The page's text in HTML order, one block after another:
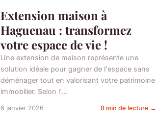
Extension maison à
Haguenau : transformez
votre espace de vie !
Une extension de maison représente une
solution idéale pour gagner de l'espace sans
déménager tout en valorisant votre patrimoine
immobilier. Selon l'...
6 janvier 2026 8 min de lecture →